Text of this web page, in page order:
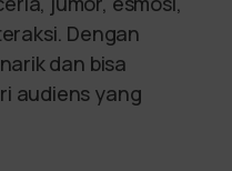
Dengan
dan bisa
audiens yang